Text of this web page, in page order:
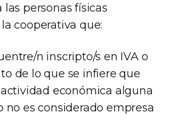
personas físicas
cooperativa que:
n inscripto/s en IVA o
de lo que se infiere que
económica alguna
no es considerado empresa